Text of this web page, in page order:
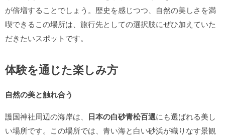
が倍増することでしょう。歴史を感じつつ、自然の美しさを満
喫できるこの場所は、旅行先としての選択肢にぜひ加えていた
だきたいスポットです。
体験を通じた楽しみ方
自然の美と触れ合う
護国神社周辺の海岸は、 日本の白砂青松百選にも選ばれる美し
い場所です。この場所では、青い海と白い砂浜が織りなす景観